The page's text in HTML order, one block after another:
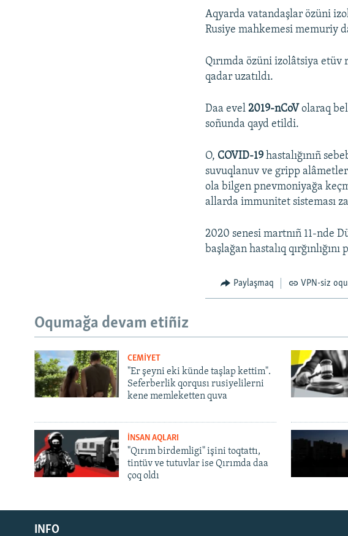
Русский
Українською
Aqyarda vatandaşlar özüni
Rusiye mahkemesi memuriy
Qırımda özüni izolâtsiya
qadar uzatıldı.
Daa evel2019-nCoVolaraq
soñunda qayd etildi.
O, COVID-19 hastalığınıñ
suvuqlanuv ve gripp
ola bilgen pnevmoniyağa
allarda immunitet sisteması
2020 senesi martnıñ 11-nde
başlağan hastalıq
Paylaşmaq VPN-siz
Oqumağa devam etiñiz
CEMİYET
"Er şeyni eki künde taşlap kettim".
Seferberlik qorqusı rusiyelilerni
kene memleketten quva
İNSAN AQLARI
"Qırım birdemligi" işini toqtattı,
tintüv ve tutuvlar ise Qırımda daa
çoq oldı
INFO